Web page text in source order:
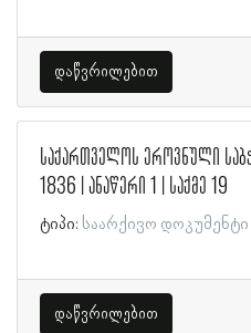
დაწვრილებით
საქართველოს ეროვნული
1836 | ანაწერი 1 | საქმე 19
ტიპი: საარქივო დოკუმენტი
დაწვრილებით